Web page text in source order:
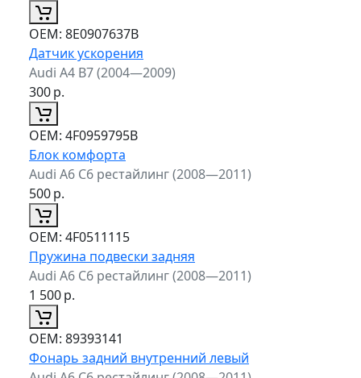
ОЕМ: 8E0907637B
Датчик ускорения
Audi A4 B7 (2004—2009)
300р.
ОЕМ: 4F0959795B
Блок комфорта
Audi A6 C6 рестайлинг (2008—2011)
500р.
ОЕМ: 4F0511115
Пружина подвески задняя
Audi A6 C6 рестайлинг (2008—2011)
1 500р.
ОЕМ: 89393141
Фонарь задний внутренний левый